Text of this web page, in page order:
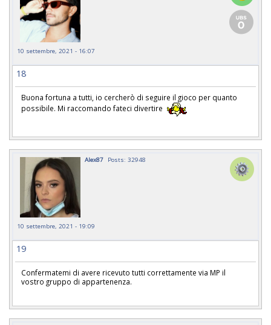
10 settembre, 2021 - 16:07
18
Buona fortuna a tutti, io cercherò di seguire il gioco per quanto
possibile. Mi raccomando fateci divertire
Alex87 Posts: 32948
10 settembre, 2021 - 19:09
19
Confermatemi di avere ricevuto tutti correttamente via MP il
vostro gruppo di appartenenza.